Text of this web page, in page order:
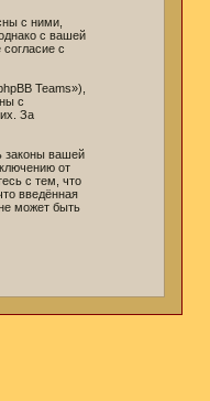
с ними,
с вашей
с
Teams»),
с
За
законы вашей
от
с тем, что
введённая
может быть